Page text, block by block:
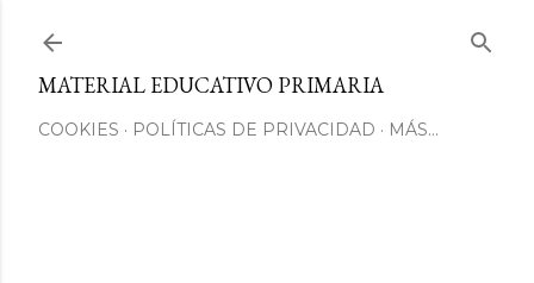
MATERIAL EDUCATIVO PRIMARIA
COOKIES POLÍTICAS DE PRIVACIDAD MÁS…